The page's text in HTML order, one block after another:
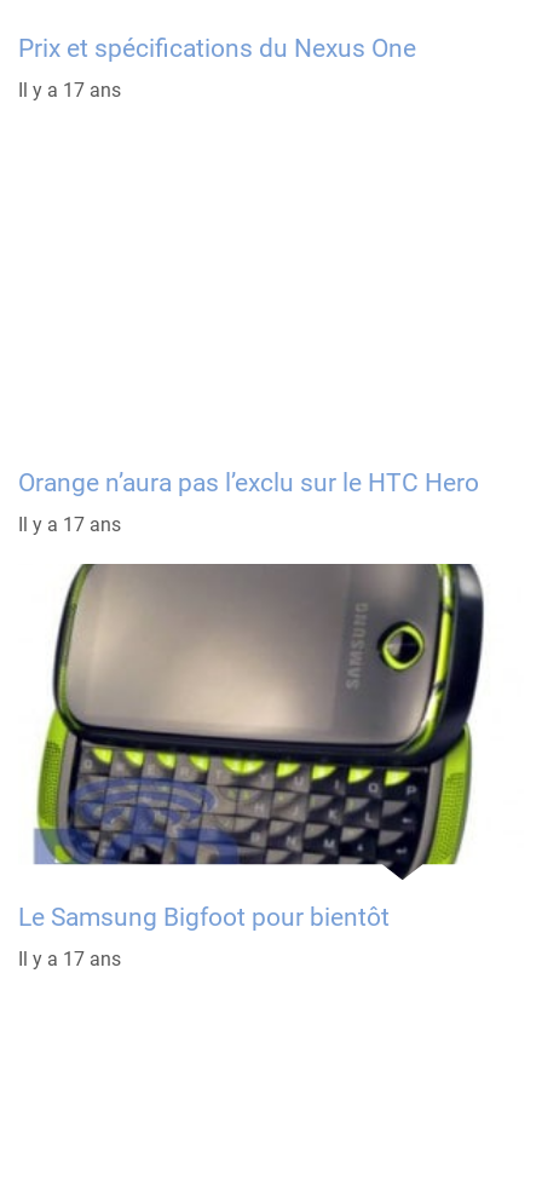
Prix et spécifications du Nexus One
Il y a 17 ans
Orange n’aura pas l’exclu sur le HTC Hero
Il y a 17 ans
Le Samsung Bigfoot pour bientôt
Il y a 17 ans